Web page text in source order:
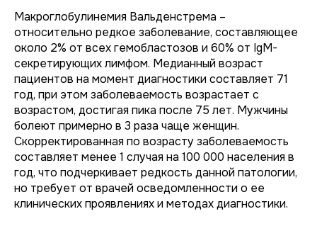
Макроглобулинемия Вальденстрема –
относительно редкое заболевание, составляющее
около 2% от всех гемобластозов и 60% от IgM-
секретирующих лимфом. Медианный возраст
пациентов на момент диагностики составляет 71
год, при этом заболеваемость возрастает с
возрастом, достигая пика после 75 лет. Мужчины
болеют примерно в 3 раза чаще женщин.
Скорректированная по возрасту заболеваемость
составляет менее 1 случая на 100 000 населения в
год, что подчеркивает редкость данной патологии,
но требует от врачей осведомленности о ее
клинических проявлениях и методах диагностики.